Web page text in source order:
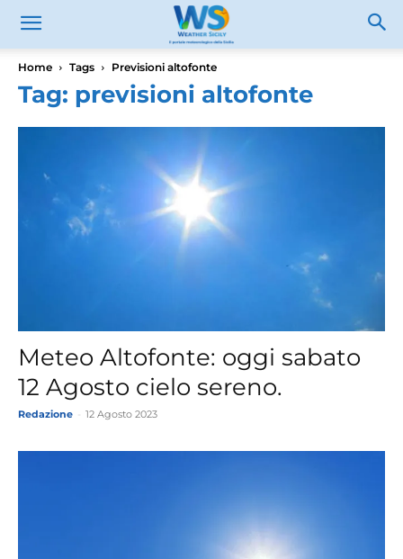
Home Tags Previsioni altofonte
Tag: previsioni altofonte
Meteo Altofonte: oggi sabato
12 Agosto cielo sereno.
Redazione 12 Agosto 2023